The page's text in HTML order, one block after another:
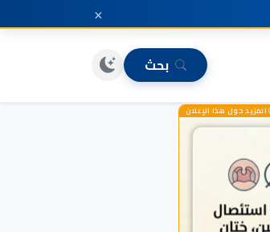
×
بحث
المزيد حول هذا الإعلان